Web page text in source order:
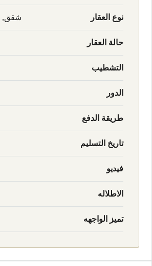
نوع العقار شقق,
حالة العقار
التشطيب
الدور
طريقة الدفع
تاريخ التسليم
فيديو
الاطلاله
تميز الواجهه